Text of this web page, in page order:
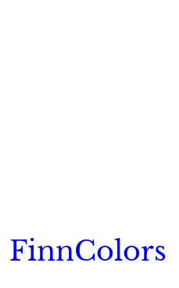
FinnColors